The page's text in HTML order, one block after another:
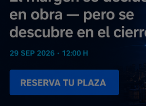
Cementos y hormigones con un 30%